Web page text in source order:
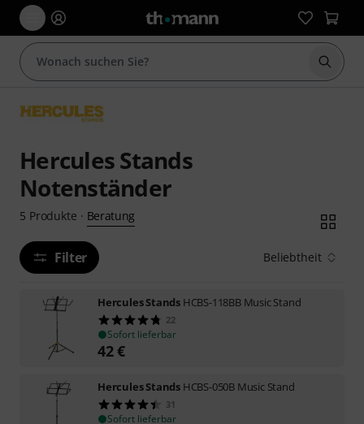
Suche
Hercules Stands
Notenständer
5 Produkte · Beratung
Filter Beliebtheit
Hercules Stands HCBS-118BB Music Stand
22
Sofort lieferbar
42€
Hercules Stands HCBS-050B Music Stand
31
Sofort lieferbar